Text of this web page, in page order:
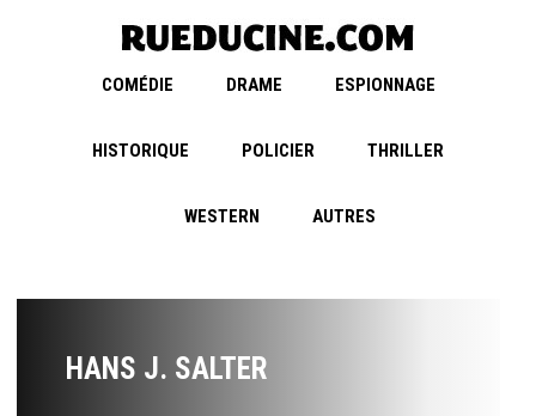
COMÉDIE DRAME ESPIONNAGE
HISTORIQUE POLICIER THRILLER
WESTERN AUTRES
HANS J. SALTER